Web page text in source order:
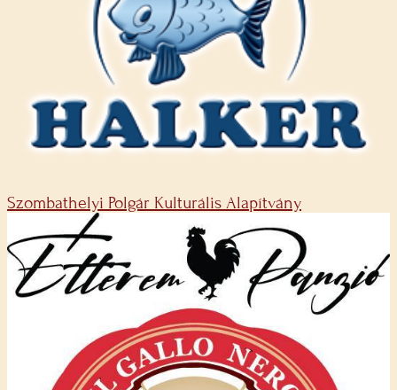
Szombathelyi Polgár Kulturális Alapítvány